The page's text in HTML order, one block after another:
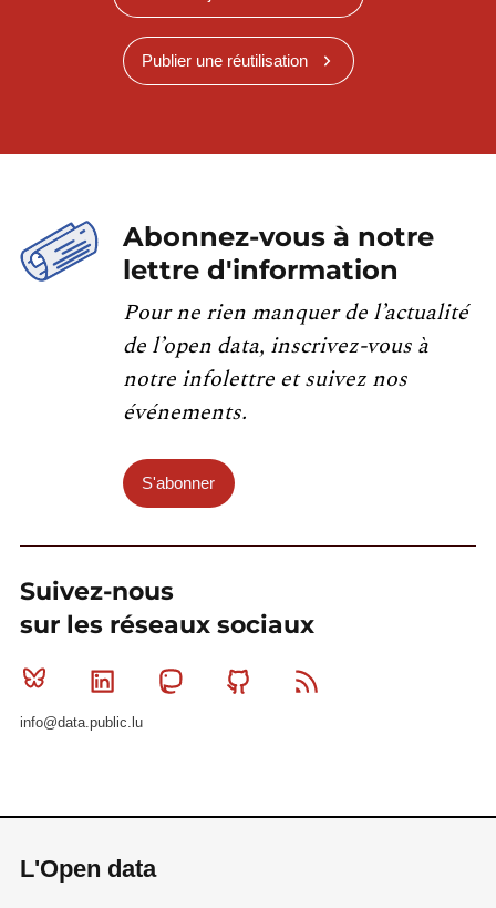
Publier une réutilisation
Abonnez-vous à notre
lettre d'information
Pour ne rien manquer de l’actualité
de l’open data, inscrivez-vous à
notre infolettre et suivez nos
événements.
S'abonner
Suivez-nous
sur les réseaux sociaux
Bluesky Linkedin MastodonGithub
info@data.public.lu
L'Open data